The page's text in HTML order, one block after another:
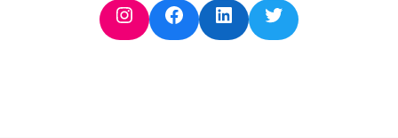
InstagramFacebookLinkedInTwitter